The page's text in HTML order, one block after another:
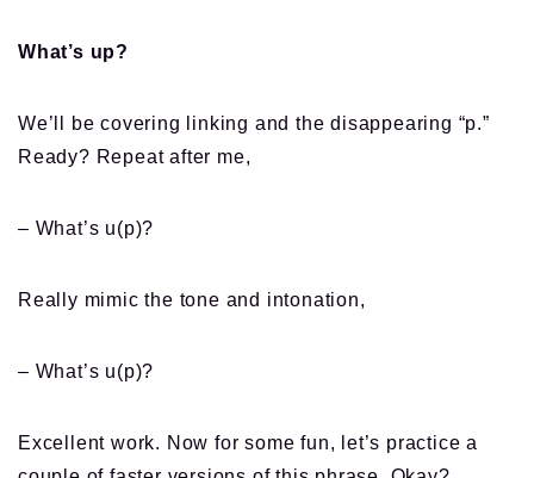
What’s up?
We’ll be covering linking and the disappearing “p.”
Ready? Repeat after me,
– What’s u(p)?
Really mimic the tone and intonation,
– What’s u(p)?
Excellent work. Now for some fun, let’s practice a